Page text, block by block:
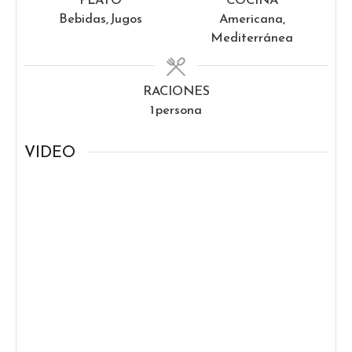
Bebidas, Jugos
Americana,
Mediterránea
RACIONES
1persona
VIDEO